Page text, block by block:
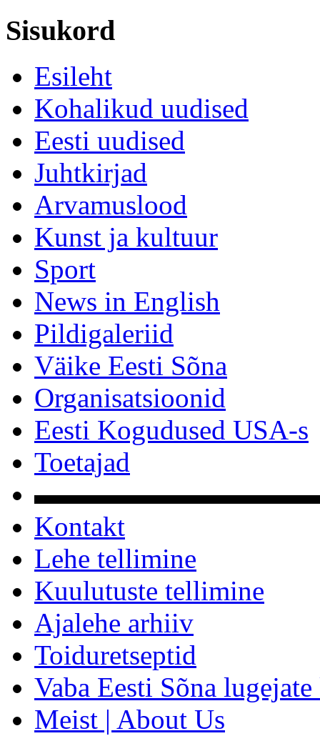
Sisukord
Esileht
Kohalikud uudised
Eesti uudised
Juhtkirjad
Arvamuslood
Kunst ja kultuur
Sport
News in English
Pildigaleriid
Väike Eesti Sõna
Organisatsioonid
Eesti Kogudused USA-s
Toetajad
Kontakt
Lehe tellimine
Kuulutuste tellimine
Ajalehe arhiiv
Toiduretseptid
Vaba Eesti Sõna
Meist | About Us